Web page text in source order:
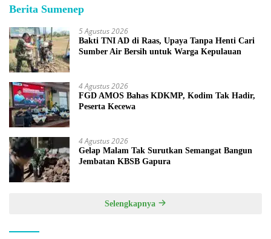
Berita Sumenep
5 Agustus 2026
Bakti TNI AD di Raas, Upaya Tanpa Henti Cari
Sumber Air Bersih untuk Warga Kepulauan
4 Agustus 2026
FGD AMOS Bahas KDKMP, Kodim Tak Hadir,
Peserta Kecewa
4 Agustus 2026
Gelap Malam Tak Surutkan Semangat Bangun
Jembatan KBSB Gapura
Selengkapnya